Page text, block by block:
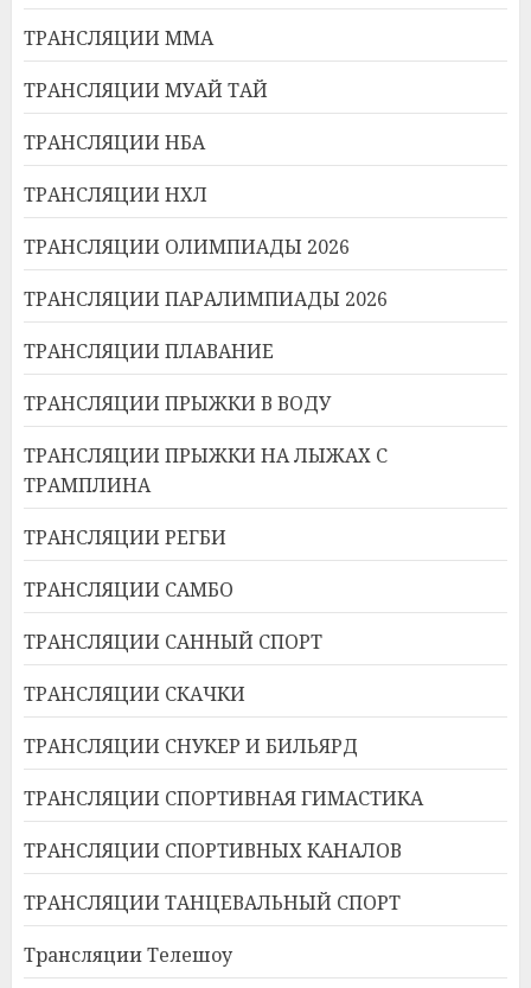
ТРАНСЛЯЦИИ ММА
ТРАНСЛЯЦИИ МУАЙ ТАЙ
ТРАНСЛЯЦИИ НБА
ТРАНСЛЯЦИИ НХЛ
ТРАНСЛЯЦИИ ОЛИМПИАДЫ 2026
ТРАНСЛЯЦИИ ПАРАЛИМПИАДЫ 2026
ТРАНСЛЯЦИИ ПЛАВАНИЕ
ТРАНСЛЯЦИИ ПРЫЖКИ В ВОДУ
ТРАНСЛЯЦИИ ПРЫЖКИ НА ЛЫЖАХ С
ТРАМПЛИНА
ТРАНСЛЯЦИИ РЕГБИ
ТРАНСЛЯЦИИ САМБО
ТРАНСЛЯЦИИ САННЫЙ СПОРТ
ТРАНСЛЯЦИИ СКАЧКИ
ТРАНСЛЯЦИИ СНУКЕР И БИЛЬЯРД
ТРАНСЛЯЦИИ СПОРТИВНАЯ ГИМАСТИКА
ТРАНСЛЯЦИИ СПОРТИВНЫХ КАНАЛОВ
ТРАНСЛЯЦИИ ТАНЦЕВАЛЬНЫЙ СПОРТ
Трансляции Телешоу